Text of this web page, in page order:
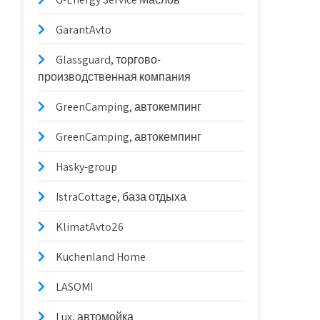
GarantAvto
Glassguard, торгово-
производственная компания
GreenCamping, автокемпинг
GreenCamping, автокемпинг
Hasky-group
IstraCottage, база отдыха
KlimatAvto26
Kuchenland Home
LASOMI
Lux, автомойка